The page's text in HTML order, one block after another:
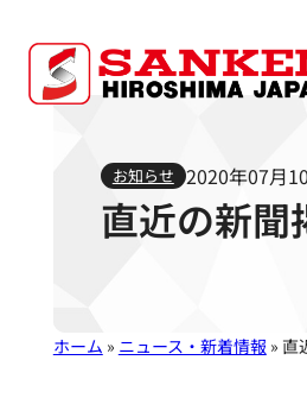
お知らせ 2020年07月
直近の新聞
ホーム » ニュース・新着情報 » 直